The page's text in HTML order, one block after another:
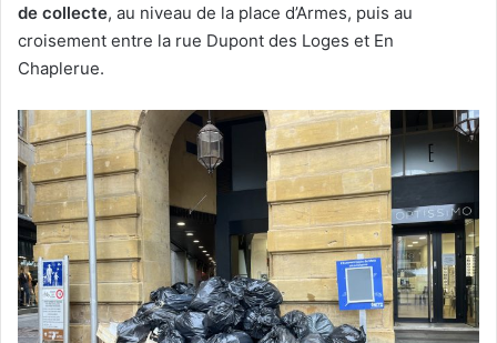
de collecte, au niveau de la place d’Armes, puis au
croisement entre la rue Dupont des Loges et En
Chaplerue.